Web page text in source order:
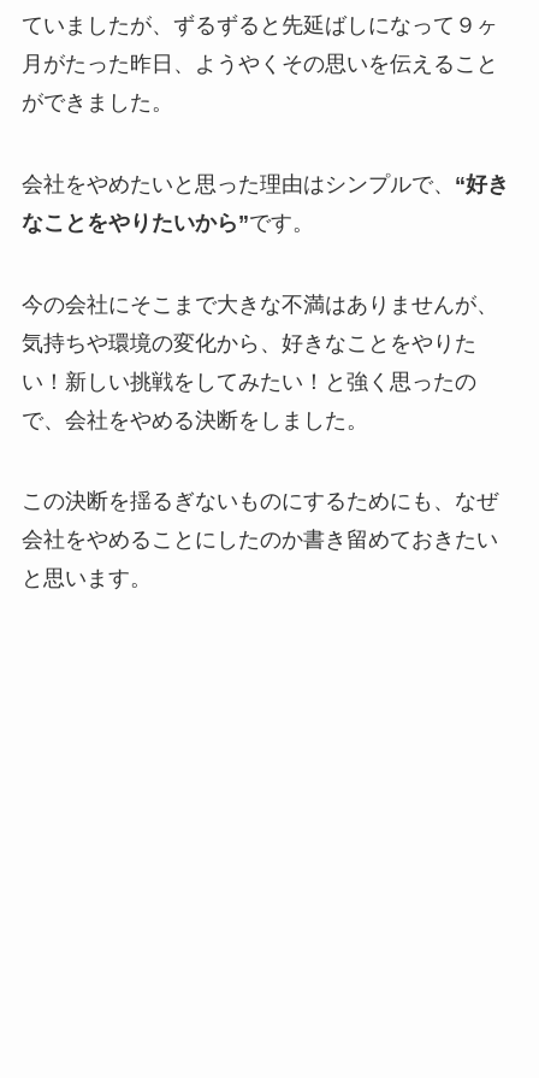
ていましたが、ずるずると先延ばしになって９ヶ
月がたった昨日、ようやくその思いを伝えること
ができました。
会社をやめたいと思った理由はシンプルで、 “好き
なことをやりたいから”です。
今の会社にそこまで大きな不満はありませんが、
気持ちや環境の変化から、好きなことをやりた
い！新しい挑戦をしてみたい！と強く思ったの
で、会社をやめる決断をしました。
この決断を揺るぎないものにするためにも、なぜ
会社をやめることにしたのか書き留めておきたい
と思います。